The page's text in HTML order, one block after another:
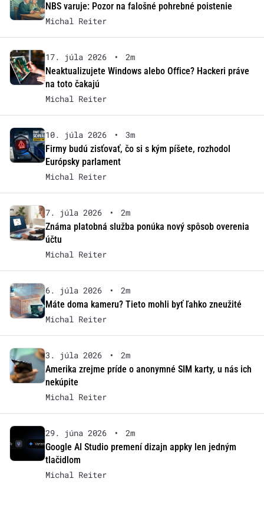
NBS varuje: Pozor na falošné pohrebné poistenie
Michal Reiter
17. júla 2026 •
2m
Neaktualizujete Windows alebo Office? Hackeri práve
na toto čakajú
Michal Reiter
10. júla 2026 •
3m
Firmy budú zisťovať, čo si s kým píšete, rozhodol
Európsky parlament
Michal Reiter
7. júla 2026 •
2m
Známa platobná služba ponúka nový spôsob overenia
účtu
Michal Reiter
6. júla 2026 •
2m
Máte doma kameru? Tieto mohli byť ľahko zneužité
Michal Reiter
3. júla 2026 •
2m
Amerika zrejme príde o anonymné SIM karty, u nás ich
nekúpite
Michal Reiter
29. júna 2026 •
2m
Google AI Studio premení dizajn appky len jedným
tlačidlom
Michal Reiter